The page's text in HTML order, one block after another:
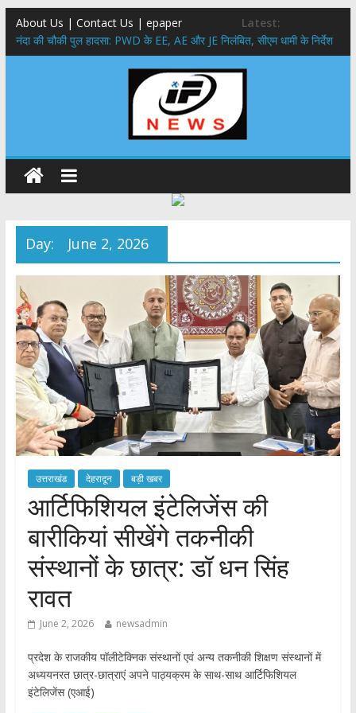
About Us | Contact Us | epaper
Latest:
नंदा की चौकी पुल हादसा: PWD के EE, AE और JE निलंबित, सीएम धामी के निर्देश
पर सख्त कार्रवाई
सरकारी नीतियों में शामिल किए जाएंगे छात्र – छात्राओं के सुझाव ,मुख्यमंत्री युवा
विद्यार्थी मंथन कार्यक्रम में शामिल हुए सीएम पुष्कर सिंह धामी
उत्तराखंड में बढ़ेंगे राजस्व के स्रोत: इको-टूरिज्म, कार्बन क्रेडिट और जड़ी-बूटी आय
मुख्यमंत्री ने उत्तराखण्ड क्षत्रिय कल्याण समिति की वेबसाइट एवं क्षत्रिय जागरण
स्मारिका का किया विमोचन
मुख्यमंत्री ने हर घर तिरंगा यात्रा कार्यक्रम में किया प्रतिभाग,मुख्यमंत्री ने
प्रदेशवासियों से स्वतंत्रता दिवस पर अपने घरों में तिरंगा फहराने का किया आवाह्न
Day: June 2, 2026
उत्तराखंड देहरादून बड़ी खबर
आर्टिफिशियल इंटेलिजेंस की
बारीकियां सीखेंगे तकनीकी
संस्थानों के छात्र: डॉ धन सिंह
रावत
June 2, 2026 newsadmin
प्रदेश के राजकीय पॉलीटेक्निक संस्थानों एवं अन्य तकनीकी शिक्षण संस्थानों में
अध्ययनरत छात्र-छात्राएं अपने पाठ्यक्रम के साथ-साथ आर्टिफिशियल
इंटेलिजेंस (एआई)